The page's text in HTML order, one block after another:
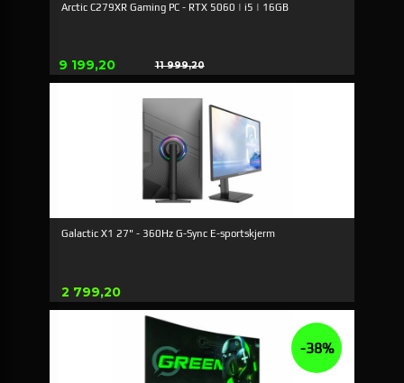
Arctic C279XR Gaming PC - RTX 5060 | i5 | 16GB
Erbjudande
9 199,20 11 999,20
Rabatt
Galactic X1 27" - 360Hz G-Sync E-sportskjerm
Pris
2 799,20
-38%